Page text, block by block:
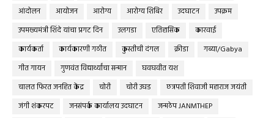
आंदोलन
आयोजन आरोग्य आरोग्य शिबिर उदघाटन
उपक्रम
उपमख्यमंत्री शिंदे यांचा प्रगट दिन
उलगडा एतिहासिक
कारवाई
कार्यकर्ता
कार्यकारणी गठीत कुस्तीची दंगल क्रीडा
गब्या/Gabya
गीत गायन
गुणवंत विद्यार्थ्यांचा सन्मान
घवघवीत यश
चालत फिरत जनहित केंद्र
चोरी चोरी उघड
छत्रपती शिवाजी महाराज जयंती
जंगी शंकरपट
जनसंपर्क कार्यालय उदघाटन
जन्मठेप JANMTHEP